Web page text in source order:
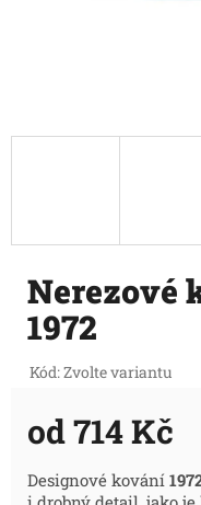
Nerezové
1972
Kód:Zvolte variantu
od714 Kč
Měrná
Designové kování